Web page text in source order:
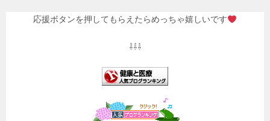
応援ボタンを押してもらえたらめっちゃ嬉しいです
⇩⇩⇩